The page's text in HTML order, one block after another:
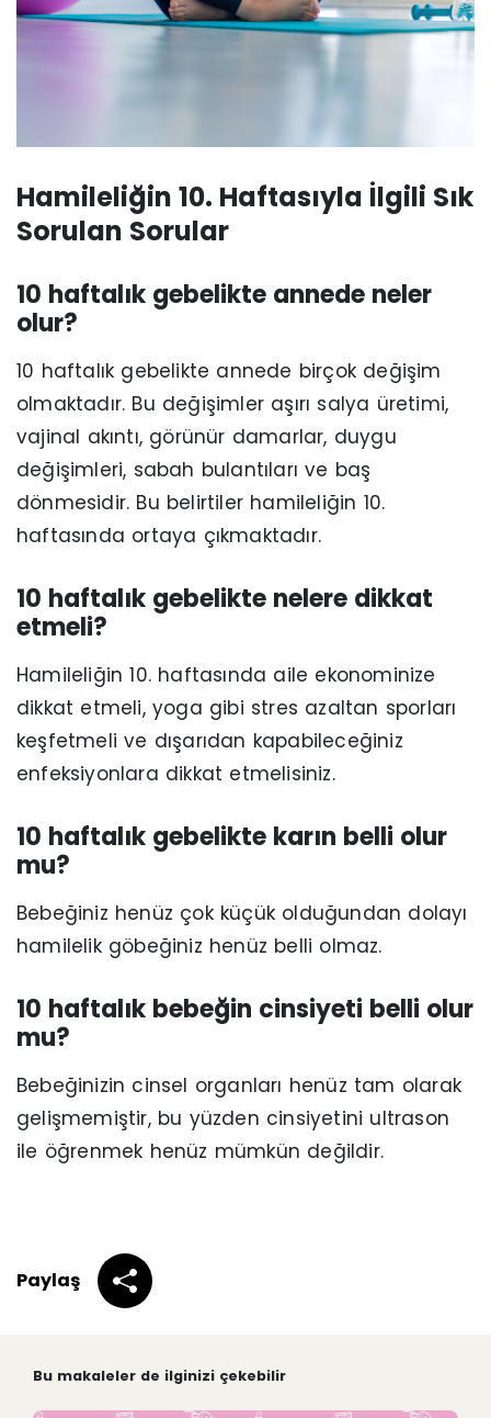
Hamileliğin 10. Haftasıyla İlgili Sık
Sorulan Sorular
10 haftalık gebelikte annede neler
olur?
10 haftalık gebelikte annede birçok değişim
olmaktadır. Bu değişimler aşırı salya üretimi,
vajinal akıntı, görünür damarlar, duygu
değişimleri, sabah bulantıları ve baş
dönmesidir. Bu belirtiler hamileliğin 10.
haftasında ortaya çıkmaktadır.
10 haftalık gebelikte nelere dikkat
etmeli?
Hamileliğin 10. haftasında aile ekonominize
dikkat etmeli, yoga gibi stres azaltan sporları
keşfetmeli ve dışarıdan kapabileceğiniz
enfeksiyonlara dikkat etmelisiniz.
10 haftalık gebelikte karın belli olur
mu?
Bebeğiniz henüz çok küçük olduğundan dolayı
hamilelik göbeğiniz henüz belli olmaz.
10 haftalık bebeğin cinsiyeti belli olur
mu?
Bebeğinizin cinsel organları henüz tam olarak
gelişmemiştir, bu yüzden cinsiyetini ultrason
ile öğrenmek henüz mümkün değildir.
Paylaş
Bu makaleler de ilginizi çekebilir